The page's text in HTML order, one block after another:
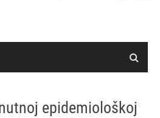
epidemiološkoj